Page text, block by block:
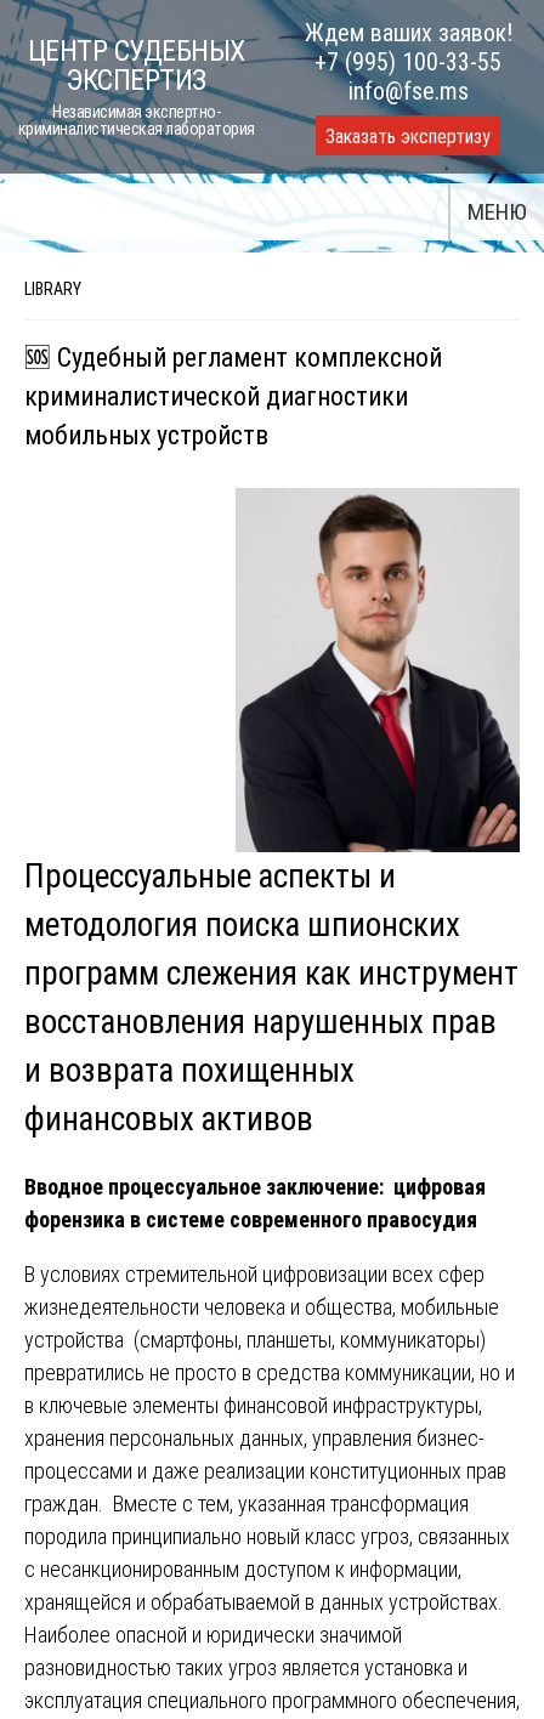
Skip
to
content
ЦЕНТР СУДЕБНЫХ
ЭКСПЕРТИЗ
Независимая экспертно-
криминалистическая лаборатория
Ждем ваших заявок!
+7 (995) 100-33-55
info@fse.ms
Заказать экспертизу
МЕНЮ
LIBRARY
🆘 Судебный регламент комплексной
криминалистической диагностики
мобильных устройств
Процессуальные аспекты и
методология поиска шпионских
программ слежения как инструмент
восстановления нарушенных прав
и возврата похищенных
финансовых активов
Вводное процессуальное заключение: цифровая
форензика в системе современного правосудия
В условиях стремительной цифровизации всех сфер
жизнедеятельности человека и общества, мобильные
устройства (смартфоны, планшеты, коммуникаторы)
превратились не просто в средства коммуникации, но и
в ключевые элементы финансовой инфраструктуры,
хранения персональных данных, управления бизнес-
процессами и даже реализации конституционных прав
граждан. Вместе с тем, указанная трансформация
породила принципиально новый класс угроз, связанных
с несанкционированным доступом к информации,
хранящейся и обрабатываемой в данных устройствах.
Наиболее опасной и юридически значимой
разновидностью таких угроз является установка и
эксплуатация специального программного обеспечения,